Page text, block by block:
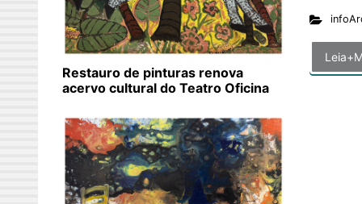
Restauro de pinturas renova
acervo cultural do Teatro Oficina